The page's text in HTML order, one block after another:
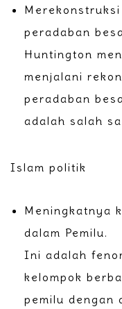
peradaban
Huntington
menjalani
peradaban
adalah salah
Islam politik
Meningkatnya
dalam Pemilu.
Ini adalah
kelompok
pemilu dengan